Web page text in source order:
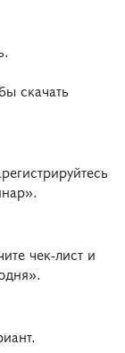
скачать
чек-лист и